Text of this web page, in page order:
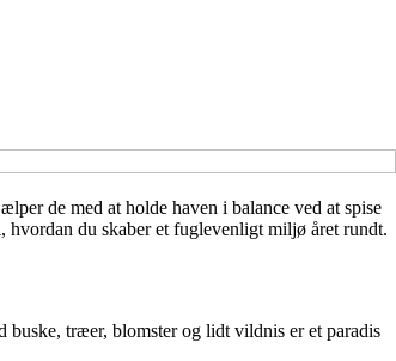
de med at holde haven i balance ved at spise
du skaber et fuglevenligt miljø året rundt.
buske, træer, blomster og lidt vildnis er et paradis